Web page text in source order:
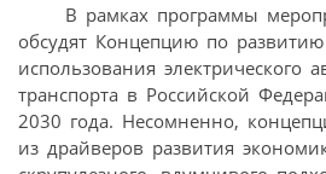
В рамках программы
обсудят Концепцию по
использования электрического
транспорта в Российской
2030 года. Несомненно,
из драйверов развития